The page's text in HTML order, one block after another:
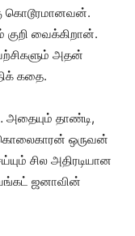
கொடூரமானவன்.
வைக்கிறான்.
அதன்
கதை.
தாண்டி,
ஒருவன்
சில அதிரடியான
ஜனாவின்